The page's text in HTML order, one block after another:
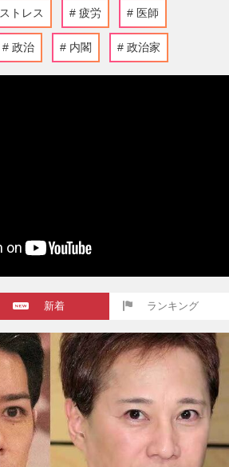
ストレス 疲労 医師
政治 内閣 政治家
新着 ランキング